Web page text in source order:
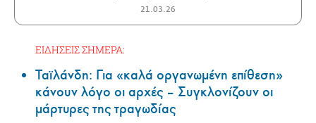
21.03.26
ΕΙΔΗΣΕΙΣ ΣΗΜΕΡΑ:
Ταϊλάνδη: Για «καλά οργανωμένη επίθεση»
κάνουν λόγο οι αρχές – Συγκλονίζουν οι
μάρτυρες της τραγωδίας